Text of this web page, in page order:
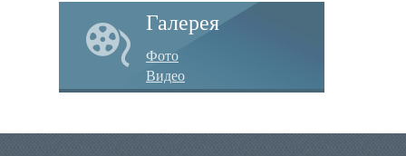
Галерея
Фото
Видео